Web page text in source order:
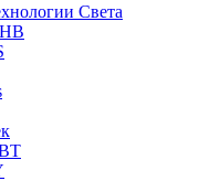
Света